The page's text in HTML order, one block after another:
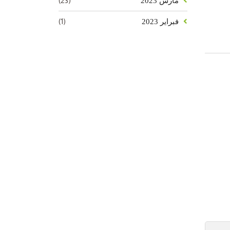
فبراير 2023 (1)